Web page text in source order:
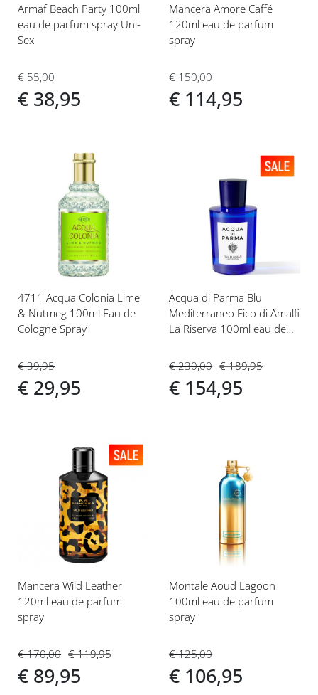
Armaf Beach Party 100ml
eau de parfum spray Uni-
Sex
€ 55,00
€ 38,95
Mancera Amore Caffé
120ml eau de parfum
spray
€ 150,00
€ 114,95
verlanglijst
4711 Acqua Colonia Lime
& Nutmeg 100ml Eau de
Cologne Spray
€ 39,95
€ 29,95
verlanglijst
Acqua di Parma Blu
Mediterraneo Fico di Amalfi
La Riserva 100ml eau de
€ 230,00
€ 154,95
€ 189,95
Voeg
verlanglijst
Mancera Wild Leather
120ml eau de parfum
spray
€ 170,00
€ 89,95
€ 119,95
Montale Aoud Lagoon
100ml eau de parfum
spray
€ 125,00
€ 106,95